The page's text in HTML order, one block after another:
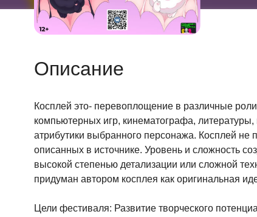
Описание
Косплей это- перевоплощение в различные
компьютерных игр, кинематографа,
атрибутики выбранного персонажа. Косплей не
описанных в источнике. Уровень и сложность
высокой степенью детализации или сложной
придуман автором косплея как оригинальная
Цели фестиваля: Развитие творческого